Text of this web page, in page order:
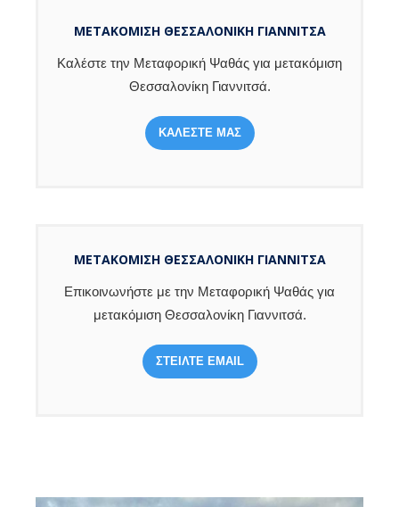
ΜΕΤΑΚΟΜΙΣΗ ΘΕΣΣΑΛΟΝΊΚΗ ΓΙΑΝΝΙΤΣΆ
Καλέστε την Μεταφορική Ψαθάς για μετακόμιση
Θεσσαλονίκη Γιαννιτσά.
ΚΑΛΕΣΤΕ ΜΑΣ
ΜΕΤΑΚΟΜΙΣΗ ΘΕΣΣΑΛΟΝΊΚΗ ΓΙΑΝΝΙΤΣΆ
Επικοινωνήστε με την Μεταφορική Ψαθάς για
μετακόμιση Θεσσαλονίκη Γιαννιτσά.
ΣΤΕΙΛΤΕ EMAIL